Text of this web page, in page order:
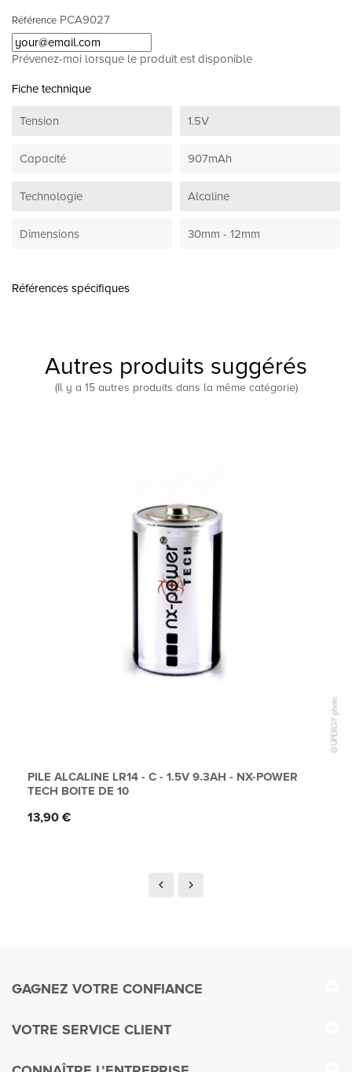
Référence PCA9027
Prévenez-moi lorsque le produit est disponible
Fiche technique
Tension 1.5V
Capacité 907mAh
Technologie Alcaline
Dimensions 30mm - 12mm
Références spécifiques
Autres produits suggérés
(Il y a 15 autres produits dans la même catégorie)
PILE ALCALINE LR14 - C - 1.5V 9.3AH - NX-POWER
TECH BOITE DE 10
Prix
13,90 €
GAGNEZ VOTRE CONFIANCE
VOTRE SERVICE CLIENT